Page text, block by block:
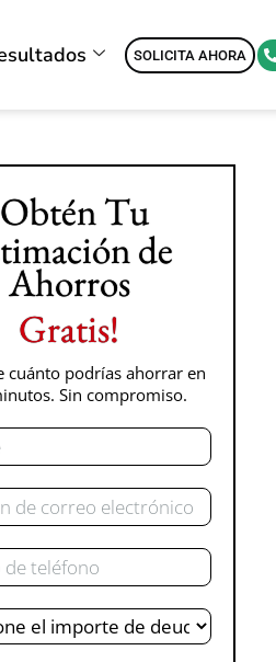
SOLICITA AHORA
Tu
de
Ahorros
Gratis!
cuánto podrías ahorrar en
Sin compromiso.